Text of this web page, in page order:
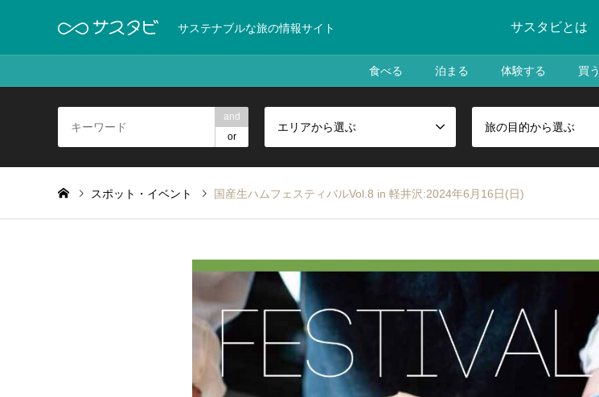
サステナブルな旅の情報サイト サスタビとは
食べる 泊まる 体験する 買う
and
or
エリアから選ぶ 旅の目的から選ぶ
スポット・イベント 国産生ハムフェスティバルVol.8 in 軽井沢:2024年6月16日(日)